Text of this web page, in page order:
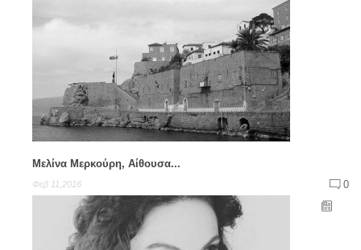
Μελίνα Μερκούρη, Αίθουσα...
Φεβ 11,2016 0